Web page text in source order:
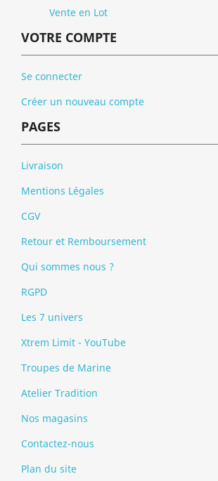
Vente en Lot
VOTRE COMPTE
Se connecter
Créer un nouveau compte
PAGES
Livraison
Mentions Légales
CGV
Retour et Remboursement
Qui sommes nous ?
RGPD
Les 7 univers
Xtrem Limit - YouTube
Troupes de Marine
Atelier Tradition
Nos magasins
Contactez-nous
Plan du site